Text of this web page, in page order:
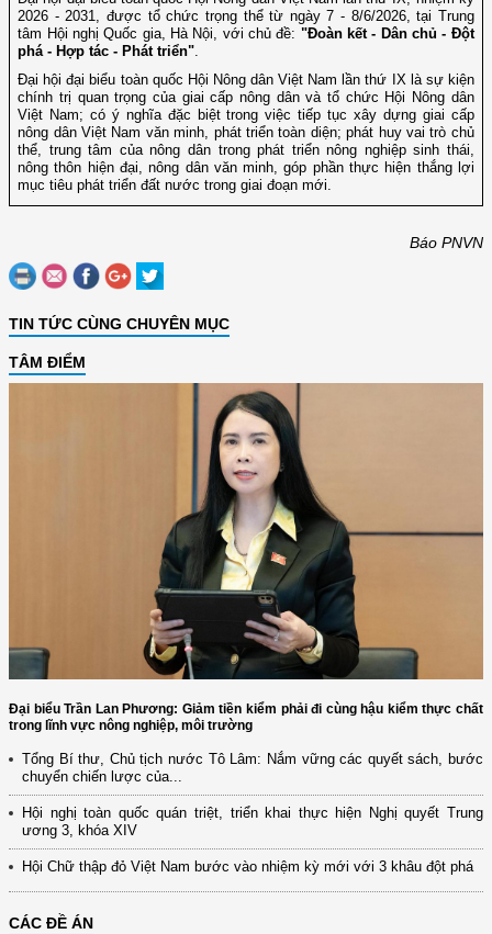
2026 - 2031, được tổ chức trọng thể từ ngày 7 - 8/6/2026, tại Trung
tâm Hội nghị Quốc gia, Hà Nội, với chủ đề: "Đoàn kết - Dân chủ - Đột
phá - Hợp tác - Phát triển".
Đại hội đại biểu toàn quốc Hội Nông dân Việt Nam lần thứ IX là sự kiện
chính trị quan trọng của giai cấp nông dân và tổ chức Hội Nông dân
Việt Nam; có ý nghĩa đặc biệt trong việc tiếp tục xây dựng giai cấp
nông dân Việt Nam văn minh, phát triển toàn diện; phát huy vai trò chủ
thể, trung tâm của nông dân trong phát triển nông nghiệp sinh thái,
nông thôn hiện đại, nông dân văn minh, góp phần thực hiện thắng lợi
mục tiêu phát triển đất nước trong giai đoạn mới.
Báo PNVN
TIN TỨC CÙNG CHUYÊN MỤC
TÂM ĐIỂM
Đại biểu Trần Lan Phương: Giảm tiền kiểm phải đi cùng hậu kiểm thực chất
trong lĩnh vực nông nghiệp, môi trường
Tổng Bí thư, Chủ tịch nước Tô Lâm: Nắm vững các quyết sách, bước
chuyển chiến lược của...
Hội nghị toàn quốc quán triệt, triển khai thực hiện Nghị quyết Trung
ương 3, khóa XIV
Hội Chữ thập đỏ Việt Nam bước vào nhiệm kỳ mới với 3 khâu đột phá
CÁC ĐỀ ÁN